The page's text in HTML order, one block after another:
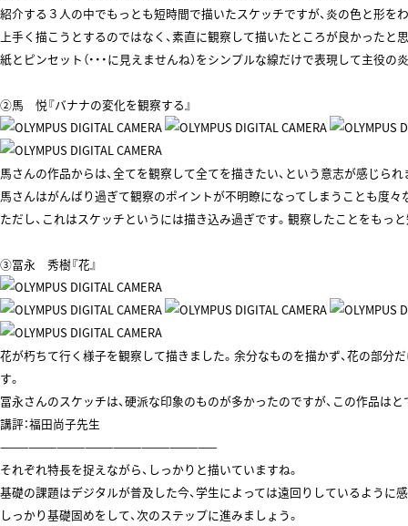
紹介する３人の中でもっとも短時間で描いたスケッチですが、炎の色と形
上手く描こうとするのではなく、素直に観察して描いたところが良かったと
紙とピンセット（・・・に見えませんね）をシンプルな線だけで表現して主
②馬 悦『バナナの変化を観察する』
馬さんの作品からは、全てを観察して全てを描きたい、という意志が感じら
馬さんはがんばり過ぎて観察のポイントが不明瞭になってしまうことも度々
ただし、これはスケッチというには描き込み過ぎです。観察したことをもっ
③冨永 秀樹『花』
花が朽ちて行く様子を観察して描きました。余分なものを描かず、花の部分
す。
冨永さんのスケッチは、硬派な印象のものが多かったのですが、この作品は
講評：福田尚子先生
———————————————————————
それぞれ特長を捉えながら、しっかりと描いていますね。
基礎の課題はデジタルが普及した今、学生によっては遠回りしているように
しっかり基礎固めをして、次のステップに進みましょう。